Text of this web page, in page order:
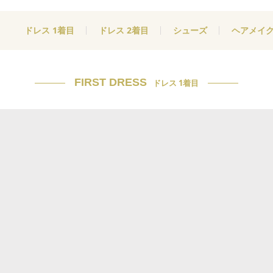
ドレス 1着目 ドレス 2着目 シューズ ヘアメイ
FIRST DRESS ドレス 1着目